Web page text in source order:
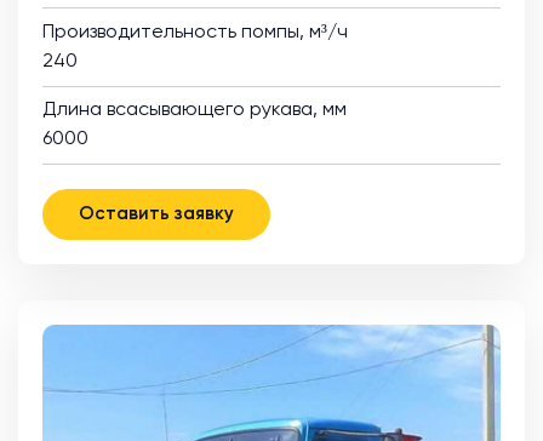
Производительность помпы, м³/ч
240
Длина всасывающего рукава, мм
6000
Оставить заявку